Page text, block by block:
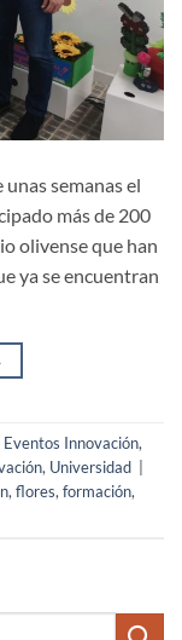
semanas el
más de 200
olivense que han
ya se encuentran
Eventos Innovación,
, Universidad
,flores,formación,